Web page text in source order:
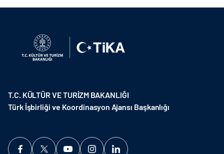
T.C. KÜLTÜR VE TURİZM BAKANLIĞI
Türk İşbirliği ve Koordinasyon Ajansı Başkanlığı